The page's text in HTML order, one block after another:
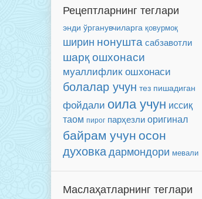
Рецептларнинг теглари
энди ўрганувчиларга қовурмоқ
ширин нонушта сабзавотли
шарқ ошхонаси
муаллифлик ошхонаси
болалар учун тез пишадиган
фойдали оила учун иссиқ
таом пирог парҳезлиоригинал
байрам учун осон
духовкадармондори мевали
Маслаҳатларнинг теглари